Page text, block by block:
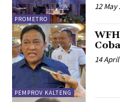
PROMETRO
12 May
PEMPROV KALTENG
14 April